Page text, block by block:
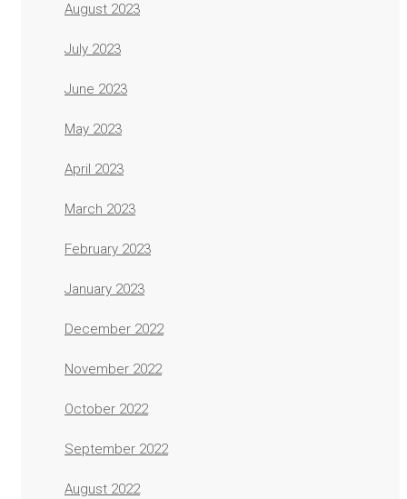
August 2023
July 2023
June 2023
May 2023
April 2023
March 2023
February 2023
January 2023
December 2022
November 2022
October 2022
September 2022
August 2022